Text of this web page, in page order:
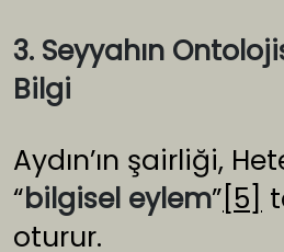
3. Seyyahın
Bilgi
Aydın’ın şairliği,
“bilgisel eylem” [5]
oturur.